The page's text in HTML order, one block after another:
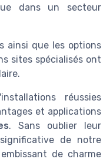
dans un secteur
ainsi que les options
sites spécialisés ont
réussies
et applications
. Sans oublier leur
de notre
de charme